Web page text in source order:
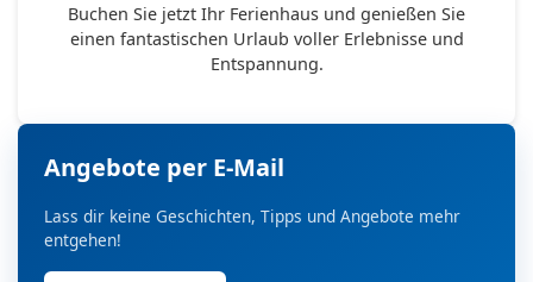
Buchen Sie jetzt Ihr Ferienhaus und genießen Sie
einen fantastischen Urlaub voller Erlebnisse und
Entspannung.
Angebote per E-Mail
Lass dir keine Geschichten, Tipps und Angebote mehr
entgehen!